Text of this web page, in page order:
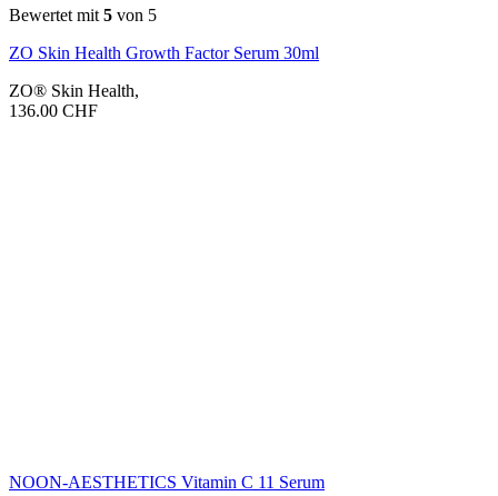
Bewertet mit 5 von 5
ZO Skin Health Growth Factor Serum 30ml
ZO® Skin Health,
136.00 CHF
NOON-AESTHETICS Vitamin C 11 Serum